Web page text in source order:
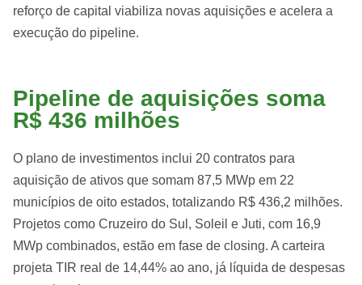
reforço de capital viabiliza novas aquisições e acelera a
execução do pipeline.
Pipeline de aquisições soma
R$ 436 milhões
O plano de investimentos inclui 20 contratos para
aquisição de ativos que somam 87,5 MWp em 22
municípios de oito estados, totalizando R$ 436,2 milhões.
Projetos como Cruzeiro do Sul, Soleil e Juti, com 16,9
MWp combinados, estão em fase de closing. A carteira
projeta TIR real de 14,44% ao ano, já líquida de despesas